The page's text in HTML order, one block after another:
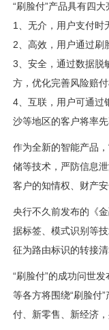
“刷脸付”产品具有四大
1、无介，用户支付时
2、高效，用户通过刷
3、安全，通过数据脱
方，优化完善风险赔
4、互联，用户可通过
沙等地区的客户将率
作为全新的智能产品
储等技术，严防信息
客户的知情权、财产安
央行不久前发布的《
据标签、模式识别等
征为路由标识的转接
“刷脸付”的成功问世
等各方将围绕“刷脸付
付、新零售、新经济